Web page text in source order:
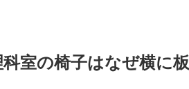
室の椅子はなぜ横に板